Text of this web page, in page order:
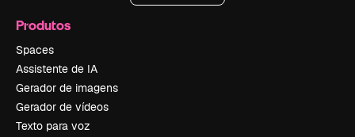
Produtos
Spaces
Assistente de IA
Gerador de imagens
Gerador de vídeos
Texto para voz